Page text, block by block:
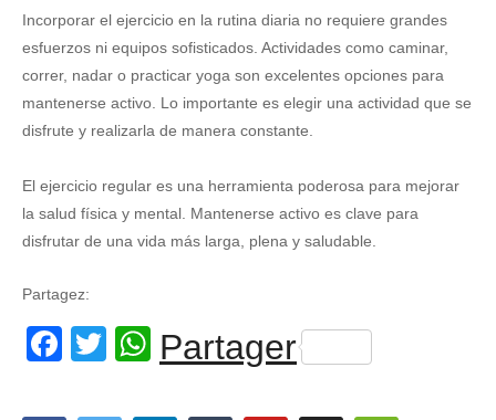
Incorporar el ejercicio en la rutina diaria no requiere grandes
esfuerzos ni equipos sofisticados. Actividades como caminar,
correr, nadar o practicar yoga son excelentes opciones para
mantenerse activo. Lo importante es elegir una actividad que se
disfrute y realizarla de manera constante.
El ejercicio regular es una herramienta poderosa para mejorar
la salud física y mental. Mantenerse activo es clave para
disfrutar de una vida más larga, plena y saludable.
Partagez:
Facebook
Twitter
WhatsApp
Partager